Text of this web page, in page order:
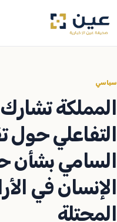
إلى
سياسي
المملكة
التفاعلي حول
السامي بشأن
الإنسان في
المحتلة